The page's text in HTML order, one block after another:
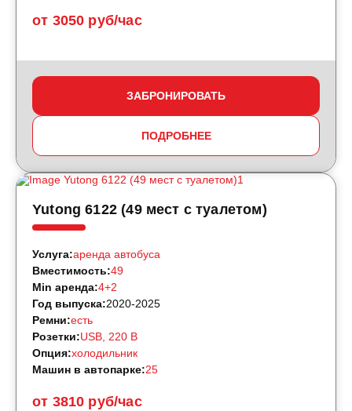
от 3050 руб/час
ЗАБРОНИРОВАТЬ
ПОДРОБНЕЕ
Yutong 6122 (49 мест с туалетом)
от 3810 руб/час
Услуга:аренда автобуса
Вместимость:49
Min аренда:4+2
Год выпуска:2020-2025
Ремни:есть
Розетки:USB, 220 B
Опция:холодильник
Машин в автопарке:25